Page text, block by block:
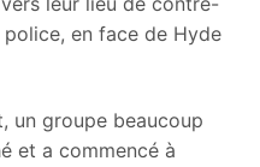
en face de Hyde
un groupe beaucoup
et a commencé à